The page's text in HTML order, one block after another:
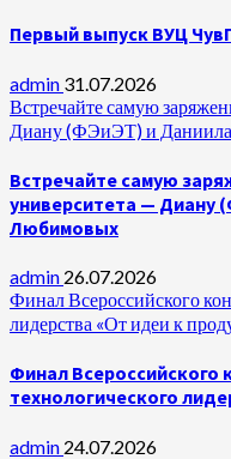
Первый выпуск ВУЦ
admin 31.07.2026
Встречайте самую
Диану (ФЭиЭТ) и
Встречайте самую
университета —
Любимовых
admin 26.07.2026
Финал Всероссийского
лидерства «От идеи к
Финал Всероссийского
технологического
admin 24.07.2026